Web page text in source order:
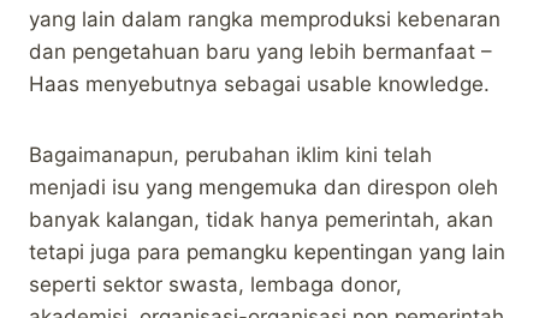
yang lain dalam rangka memproduksi kebenaran
dan pengetahuan baru yang lebih bermanfaat –
Haas menyebutnya sebagai usable knowledge.
Bagaimanapun, perubahan iklim kini telah
menjadi isu yang mengemuka dan direspon oleh
banyak kalangan, tidak hanya pemerintah, akan
tetapi juga para pemangku kepentingan yang lain
seperti sektor swasta, lembaga donor,